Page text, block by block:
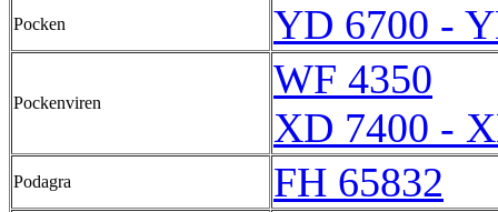
Pocken YD 6700 -
Pockenviren
WF 4350
XD 7400 -
Podagra FH 65832